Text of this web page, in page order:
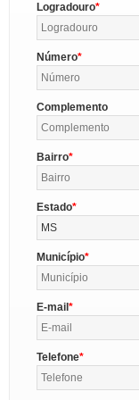
Logradouro
Número
Complemento
Bairro
Estado
MS
Município
E-mail
Telefone